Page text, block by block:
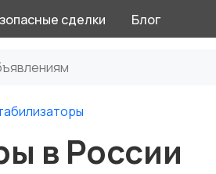
сделки Блог
в России